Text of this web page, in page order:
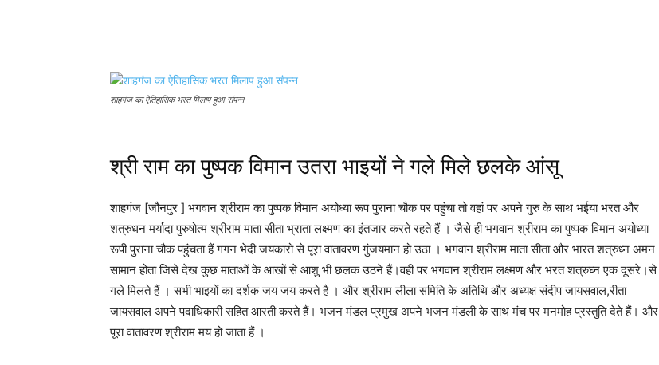
शाहगंज का ऐतिहासिक भरत मिलाप हुआ संपन्न
श्री राम का पुष्पक विमान उतरा भाइयों ने गले मिले छलके आंसू
शाहगंज [जौनपुर ] भगवान श्रीराम का पुष्पक विमान अयोध्या रूप पुराना चौक पर पहुंचा तो वहां पर अपने गुरु के साथ भईया भरत और
शत्रुधन मर्यादा पुरुषोत्म श्रीराम माता सीता भ्राता लक्ष्मण का इंतजार करते रहते हैं । जैसे ही भगवान श्रीराम का पुष्पक विमान अयोध्या
रूपी पुराना चौक पहुंचता हैं गगन भेदी जयकारो से पूरा वातावरण गुंजयमान हो उठा । भगवान श्रीराम माता सीता और भारत शत्रुध्न अमन
सामान होता जिसे देख कुछ माताओं के आखों से आशु भी छलक उठने हैं।वही पर भगवान श्रीराम लक्ष्मण और भरत शत्रुघ्न एक दूसरे।से
गले मिलते हैं । सभी भाइयों का दर्शक जय जय करते है । और श्रीराम लीला समिति के अतिथि और अध्यक्ष संदीप जायसवाल,रीता
जायसवाल अपने पदाधिकारी सहित आरती करते हैं। भजन मंडल प्रमुख अपने भजन मंडली के साथ मंच पर मनमोह प्रस्तुति देते हैं। और
पूरा वातावरण श्रीराम मय हो जाता हैं ।